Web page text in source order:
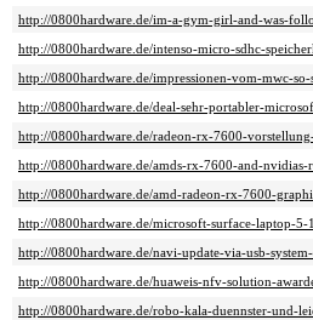
http://0800hardware.de/im-a-gym-girl-and-was-
http://0800hardware.de/intenso-micro-sdhc-
http://0800hardware.de/impressionen-vom-mwc-
http://0800hardware.de/deal-sehr-portabler-
http://0800hardware.de/radeon-rx-7600-
http://0800hardware.de/amds-rx-7600-and-
http://0800hardware.de/amd-radeon-rx-7600-
http://0800hardware.de/microsoft-surface-laptop-
http://0800hardware.de/navi-update-via-usb-
http://0800hardware.de/huaweis-nfv-solution-
http://0800hardware.de/robo-kala-duennster-und-